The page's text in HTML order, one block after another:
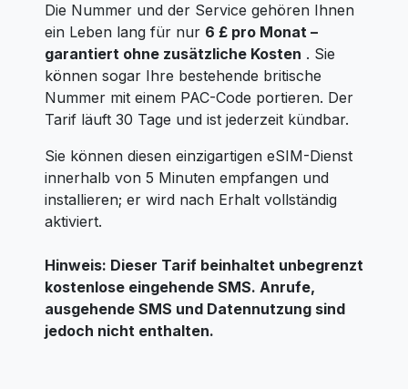
Die Nummer und der Service gehören Ihnen
ein Leben lang für nur 6 £ pro Monat –
garantiert ohne zusätzliche Kosten . Sie
können sogar Ihre bestehende britische
Nummer mit einem PAC-Code portieren. Der
Tarif läuft 30 Tage und ist jederzeit kündbar.
Sie können diesen einzigartigen eSIM-Dienst
innerhalb von 5 Minuten empfangen und
installieren; er wird nach Erhalt vollständig
aktiviert.
Hinweis: Dieser Tarif beinhaltet unbegrenzt
kostenlose eingehende SMS. Anrufe,
ausgehende SMS und Datennutzung sind
jedoch nicht enthalten.